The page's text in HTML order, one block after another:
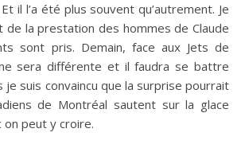
il l’a été plus souvent qu’autrement. Je
de la prestation des hommes de Claude
sont pris. Demain, face aux Jets de
sera différente et il faudra se battre
je suis convaincu que la surprise pourrait
de Montréal sautent sur la glace
on peut y croire.